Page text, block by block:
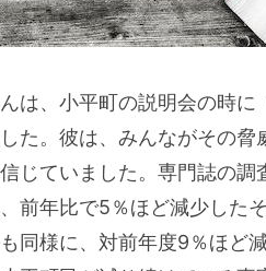
は、小平町の説明会の時に
た。彼は、みんながその
じていました。専門誌の
前年比で5％ほど減少した
同様に、対前年度9％ほど